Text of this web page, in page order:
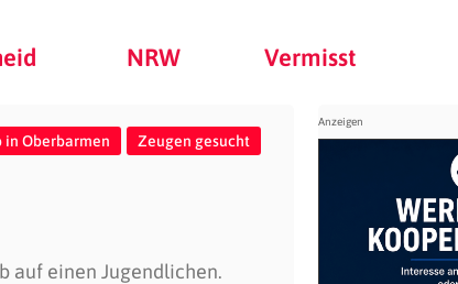
NRW Vermisst
in Oberbarmen Zeugen gesucht
auf einen Jugendlichen.